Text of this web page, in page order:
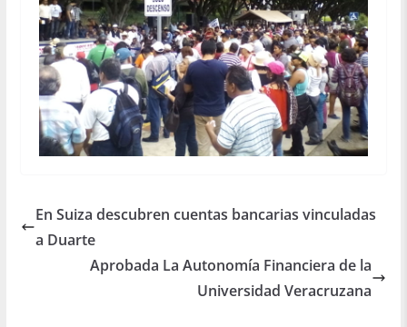
En Suiza descubren cuentas bancarias vinculadas
a Duarte
Aprobada La Autonomía Financiera de la
Universidad Veracruzana